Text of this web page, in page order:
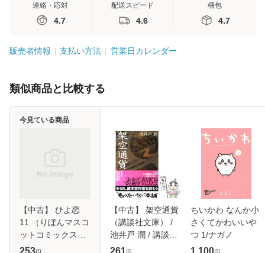
連絡・応対
4.7
配送スピード
4.6
梱包
4.7
販売者情報 支払い方法 営業日カレンダー
類似商品と比較する
【中古】 ひよ恋
11 （りぼんマスコ
ットコミックス） /
雪丸 もえ / 集英社
253
今見ている商品
【中古】 架空通貨
（講談社文庫） /
池井戸 潤 / 講談社
[文庫]【メール便送
261
ちいかわ なんか小
さくてかわいいや
つ 1/ナガノ
1,100